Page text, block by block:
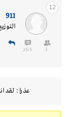
12
3
265
911
عذرا : لقد